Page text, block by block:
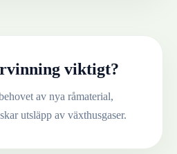
viktigt?
av nya råmaterial,
utsläpp av växthusgaser.